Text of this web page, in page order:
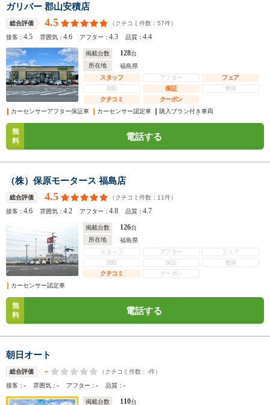
ガリバー 郡山安積店
総合評価 4.5 （クチコミ件数： 57件）
接客：4.5 雰囲気：4.6 アフター：4.3 品質：4.4
掲載台数 128台
所在地
福島県
スタッフ
アフター
フェア
買取
保証
整備
クチコミ
クーポン
カーセンサーアフター保証車
カーセンサー認定車 購入プラン付き車両
無
料
電話する
（株）保原モータース 福島店
総合評価 4.5 （クチコミ件数： 11件）
接客：4.6 雰囲気：4.2 アフター：4.8 品質：4.7
掲載台数 126台
所在地
福島県
スタッフ
アフター
フェア
買取
保証
整備
クチコミ
クーポン
カーセンサー認定車
無
料
電話する
朝日オート
総合評価 - （クチコミ件数： -件）
接客：- 雰囲気：- アフター：- 品質：-
掲載台数 110台